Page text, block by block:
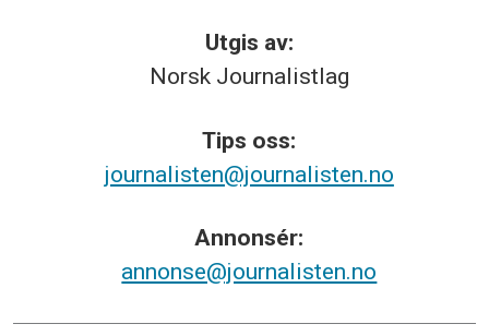
Utgis av:
Norsk Journalistlag
Tips oss:
journalisten@journalisten.no
Annonsér:
annonse@journalisten.no